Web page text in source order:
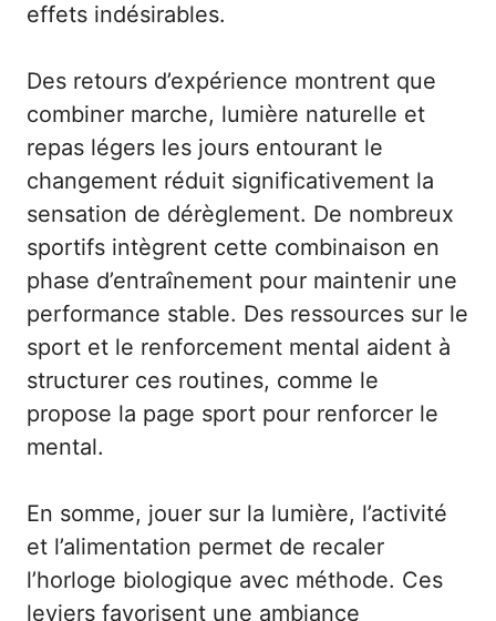
effets indésirables.
Des retours d’expérience montrent que
combiner marche, lumière naturelle et
repas légers les jours entourant le
changement réduit significativement la
sensation de dérèglement. De nombreux
sportifs intègrent cette combinaison en
phase d’entraînement pour maintenir une
performance stable. Des ressources sur le
sport et le renforcement mental aident à
structurer ces routines, comme le
propose la page sport pour renforcer le
mental.
En somme, jouer sur la lumière, l’activité
et l’alimentation permet de recaler
l’horloge biologique avec méthode. Ces
leviers favorisent une ambiance